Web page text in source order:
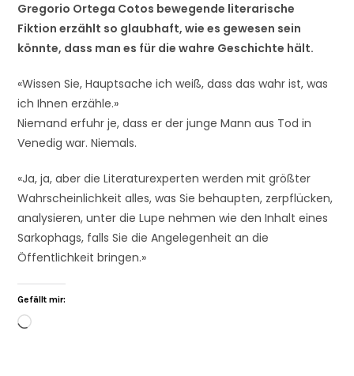
Gregorio Ortega Cotos bewegende literarische
Fiktion erzählt so glaubhaft, wie es gewesen sein
könnte, dass man es für die wahre Geschichte hält.
«Wissen Sie, Hauptsache ich weiß, dass das wahr ist, was
ich Ihnen erzähle.»
Niemand erfuhr je, dass er der junge Mann aus Tod in
Venedig war. Niemals.
«Ja, ja, aber die Literaturexperten werden mit größter
Wahrscheinlichkeit alles, was Sie behaupten, zerpflücken,
analysieren, unter die Lupe nehmen wie den Inhalt eines
Sarkophags, falls Sie die Angelegenheit an die
Öffentlichkeit bringen.»
Gefällt mir: